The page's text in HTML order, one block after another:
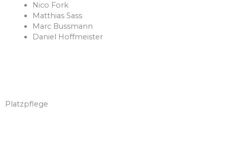
Nico Fork
Matthias Sass
Marc Bussmann
Daniel Hoffmeister
Platzpflege